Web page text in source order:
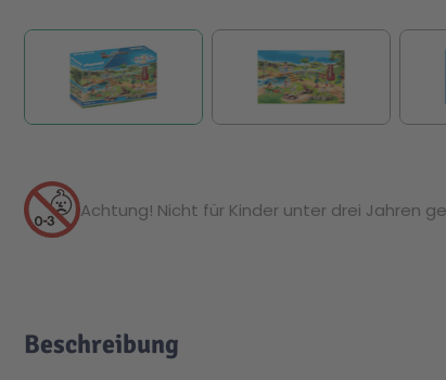
Achtung! Nicht für Kinder unter drei Jahren
Beschreibung